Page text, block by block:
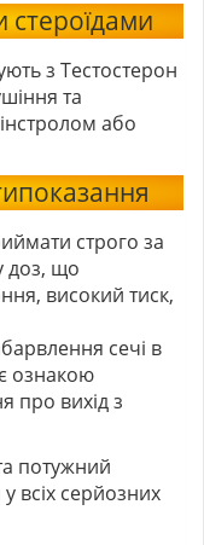
стероїдами
з Тестостерон
та
або
строго за
доз, що
високий тиск,
сечі в
ознакою
про вихід з
потужний
всіх серйозних